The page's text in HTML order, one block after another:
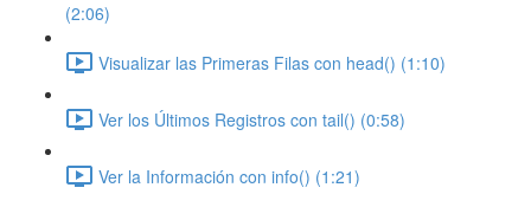
(2:06)
Visualizar las Primeras Filas con head() (1:10)
Ver los Últimos Registros con tail() (0:58)
Ver la Información con info() (1:21)